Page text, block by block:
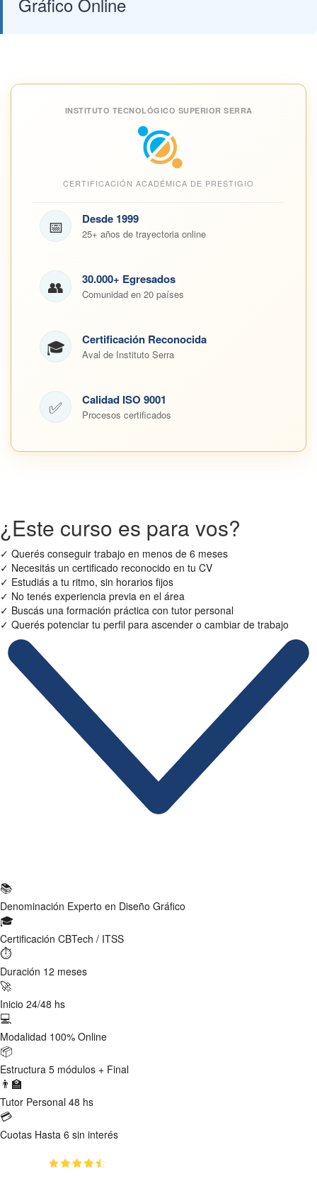
INSTITUTO TECNOLÓGICO SUPERIOR SERRA
CERTIFICACIÓN ACADÉMICA DE PRESTIGIO
📅 Desde 1999
25+ años de trayectoria online
👥 30.000+ Egresados
Comunidad en 20 países
🎓 Certificación Reconocida
Aval de Instituto Serra
✅ Calidad ISO 9001
Procesos certificados
¿Este curso es para vos?
✓ Querés conseguir trabajo en menos de 6 meses
✓ Necesitás un certificado reconocido en tu CV
✓ Estudiás a tu ritmo, sin horarios fijos
✓ No tenés experiencia previa en el área
✓ Buscás una formación práctica con tutor personal
✓ Querés potenciar tu perfil para ascender o cambiar de trabajo
📚
Denominación Experto en Diseño Gráfico
🎓
Certificación CBTech / ITSS
⏱
Duración 12 meses
🚀
Inicio 24/48 hs
💻
Modalidad 100% Online
📦
Estructura 5 módulos + Final
👨‍🏫
Tutor Personal 48 hs
💳
Cuotas Hasta 6 sin interés